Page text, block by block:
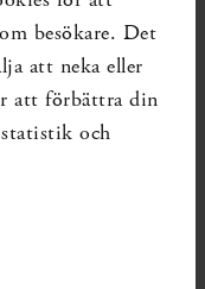
besökare. Det
att neka eller
att förbättra din
och
kan ha tillkommit